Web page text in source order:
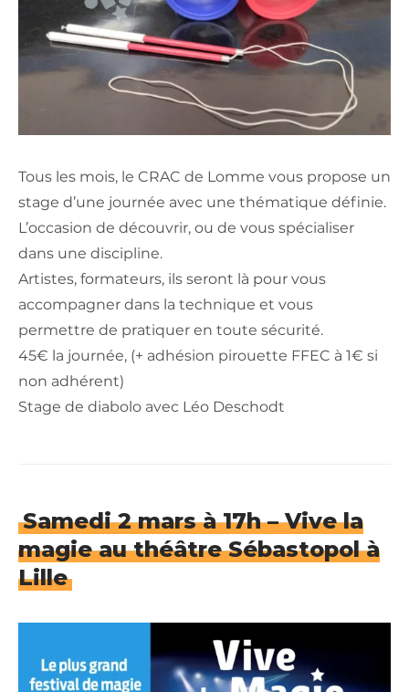
Tous les mois, le CRAC de Lomme vous propose un
stage d’une journée avec une thématique définie.
L’occasion de découvrir, ou de vous spécialiser
dans une discipline.
Artistes, formateurs, ils seront là pour vous
accompagner dans la technique et vous
permettre de pratiquer en toute sécurité.
45€ la journée, (+ adhésion pirouette FFEC à 1€ si
non adhérent)
Stage de diabolo avec Léo Deschodt
Samedi 2 mars à 17h – Vive la
magie au théâtre Sébastopol à
Lille